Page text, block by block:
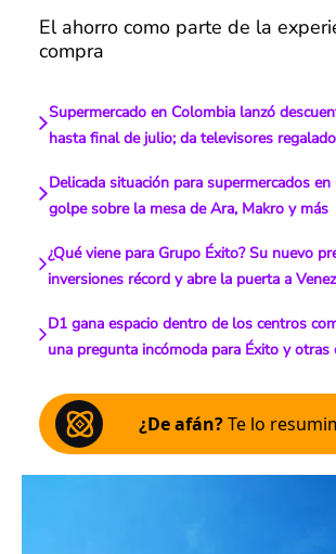
El ahorro como parte de la
compra
Supermercado en Colombia lanzó
hasta final de julio; da televisores
Delicada situación para supermercados
golpe sobre la mesa de Ara, Makro y más
¿Qué viene para Grupo Éxito? Su nuevo
inversiones récord y abre la puerta a
D1 gana espacio dentro de los centros
una pregunta incómoda para Éxito y otras
¿De afán?Te lo